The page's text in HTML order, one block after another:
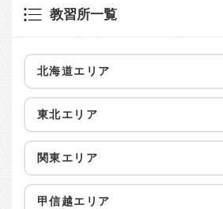
教習所一覧
北海道エリア
東北エリア
関東エリア
甲信越エリア